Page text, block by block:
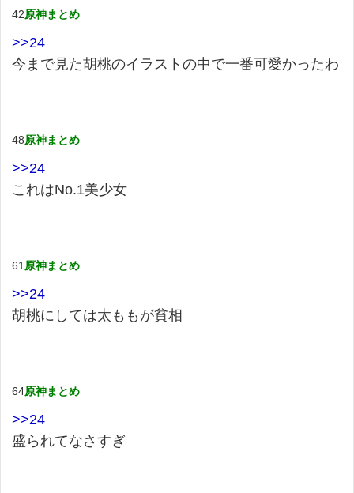
42原神まとめ
>>24
今まで見た胡桃のイラストの中で一番可愛かったわ
48原神まとめ
>>24
これはNo.1美少女
61 原神まとめ
>>24
胡桃にしては太ももが貧相
64原神まとめ
>>24
盛られてなさすぎ